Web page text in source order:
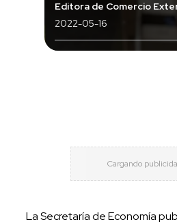
Editora de Comercio
2022-05-16
La Secretaría de Economía